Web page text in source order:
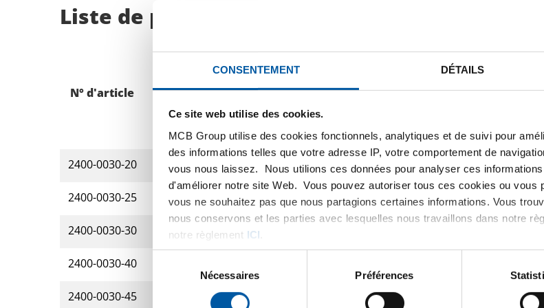
CONSENTEMENT DÉTAILS
Ce site web utilise des cookies.
MCB Group utilise des cookies fonctionnels, analytiques et de suivi pour
des informations telles que votre adresse IP, votre comportement de
vous nous laissez. Nous utilions ces données pour analyser ces
d'améliorer notre site Web. Vous pouvez autoriser tous ces cookies ou vous
vous ne souhaitez pas que nous partagions certaines informations. Vous
nous conservons et les parties avec lesquelles nous travaillons dans notre
notre règlement ICI
consentement
Nécessaires Préférences
Liste de prix bruts: Inox 1.4404 (316L) laminé
N° d'article Description
2400-0030-20 Inox 1.4404 (316L) laminé à chaud rond 20 ca 6 mtr écroûté
2400-0030-25 Inox 1.4404 (316L) laminé à chaud rond 25 ca 6 mtr écroûté
2400-0030-30 Inox 1.4404 (316L) laminé à chaud rond 30 ca 6 mtr écroûté
2400-0030-40
2400-0030-45 Inox 1.4404 (316L) laminé à chaud rond 45 ca 6 mtr écroûté